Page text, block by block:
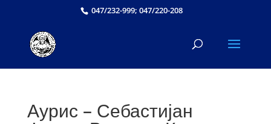
047/232-999; 047/220-208
Аурис – Себастијан